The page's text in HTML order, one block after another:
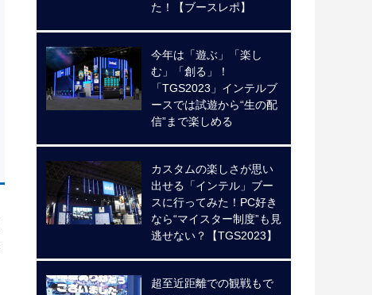
た！【ブースレポ】
今年は「遊ぶ」「楽し
む」「創る」！
「TGS2023」インテルブ
ースでは試遊から“生の配
信”まで楽しめる
カスタムの楽しさが思い
出せる「インテル」ブー
スに行ってみた！PC好き
なら“マイスター制度”も見
逃せない？【TGS2023】
超至近距離での観戦もで